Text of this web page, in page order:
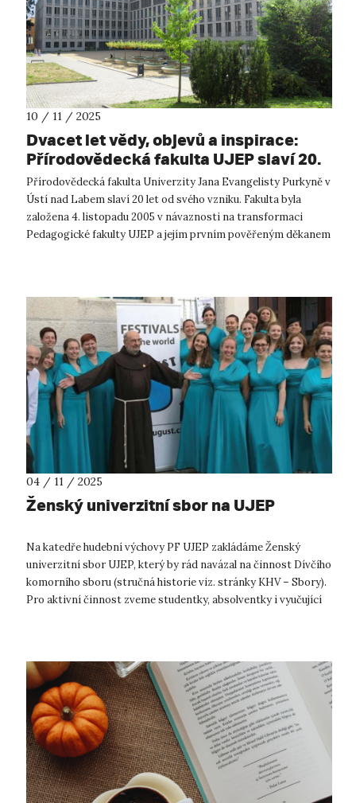
10 / 11 / 2025
Dvacet let vědy, objevů a inspirace:
Přírodovědecká fakulta UJEP slaví 20.
výročí svého založení
Přírodovědecká fakulta Univerzity Jana Evangelisty Purkyně v
Ústí nad Labem slaví 20 let od svého vzniku. Fakulta byla
založena 4. listopadu 2005 v návaznosti na transformaci
Pedagogické fakulty UJEP a jejím prvním pověřeným děkanem
04 / 11 / 2025
Ženský univerzitní sbor na UJEP
Na katedře hudební výchovy PF UJEP zakládáme Ženský
univerzitní sbor UJEP, který by rád navázal na činnost Dívčího
komorního sboru (stručná historie viz. stránky KHV – Sbory).
Pro aktivní činnost zveme studentky, absolventky i vyučující